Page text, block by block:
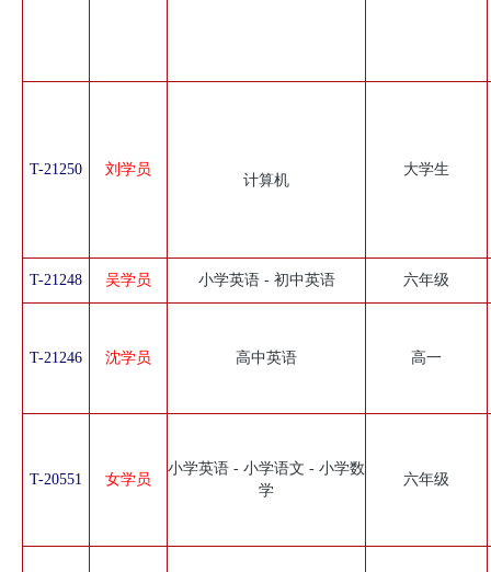
T-21250 刘学员
计算机
大学生
T-21248 吴学员 小学英语 - 初中英语 六年级
T-21246 沈学员 高中英语 高一
T-20551 女学员
小学英语 - 小学语文 - 小学数
学
六年级